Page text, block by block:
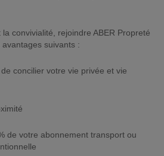
convivialité, rejoindre ABER Propreté
suivants :
concilier votre vie privée et vie
de votre abonnement transport ou